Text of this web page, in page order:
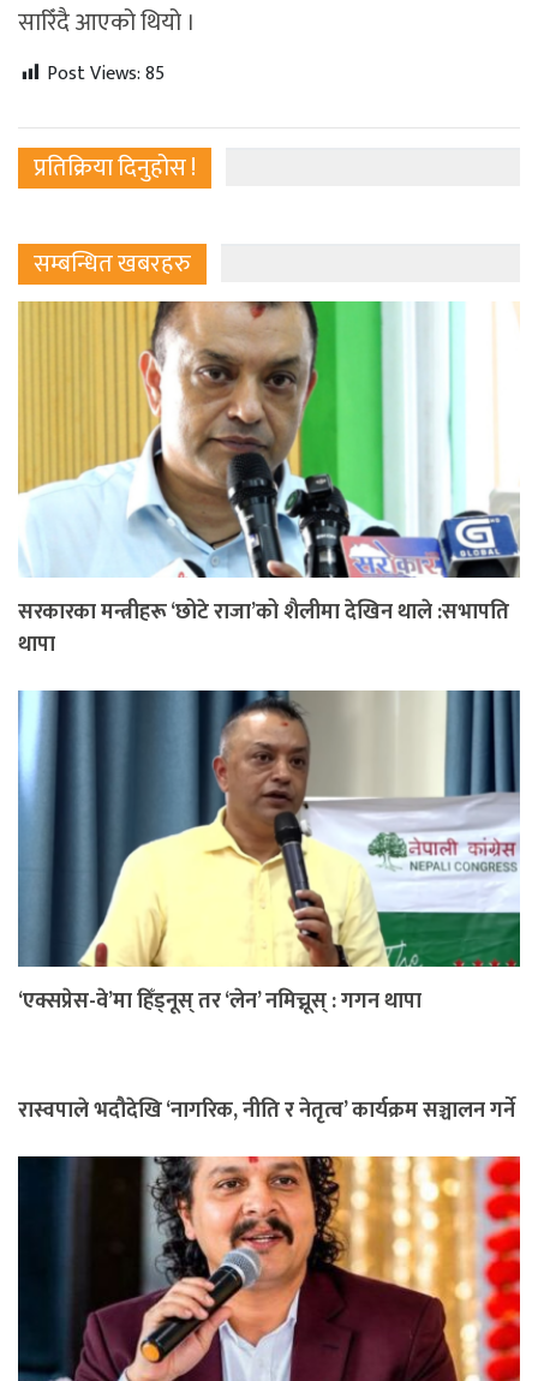
सारिँदै आएको थियो ।
Post Views:85
प्रतिक्रिया दिनुहोस !
सम्बन्धित खबरहरु
सरकारका मन्त्रीहरू ‘छोटे राजा’को शैलीमा देखिन थाले :सभापति
थापा
‘एक्सप्रेस-वे’मा हिँड्नूस् तर ‘लेन’ नमिच्नूस् : गगन थापा
रास्वपाले भदौदेखि ‘नागरिक, नीति र नेतृत्व’ कार्यक्रम सञ्चालन गर्ने